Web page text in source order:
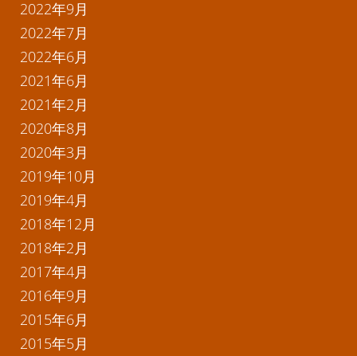
2022年9月
2022年7月
2022年6月
2021年6月
2021年2月
2020年8月
2020年3月
2019年10月
2019年4月
2018年12月
2018年2月
2017年4月
2016年9月
2015年6月
2015年5月